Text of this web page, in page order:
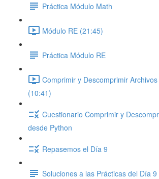
Práctica Módulo Math
Módulo RE (21:45)
Práctica Módulo RE
Comprimir y Descomprimir
(10:41)
Cuestionario Comprimir y
desde Python
Repasemos el Día 9
Soluciones a las Prácticas del Día 9